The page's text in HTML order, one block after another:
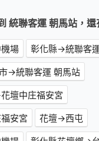
統聯客運 朝馬站，
場
彰化縣→統聯客
→統聯客運 朝馬站
壇中庄福安宮
安宮
花壇→西屯